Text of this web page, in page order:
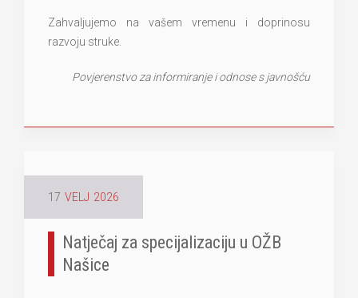
Zahvaljujemo na vašem vremenu i doprinosu
razvoju struke.
Povjerenstvo za informiranje i odnose s javnošću
17 VELJ 2026
Natječaj za specijalizaciju u OŽB
Našice